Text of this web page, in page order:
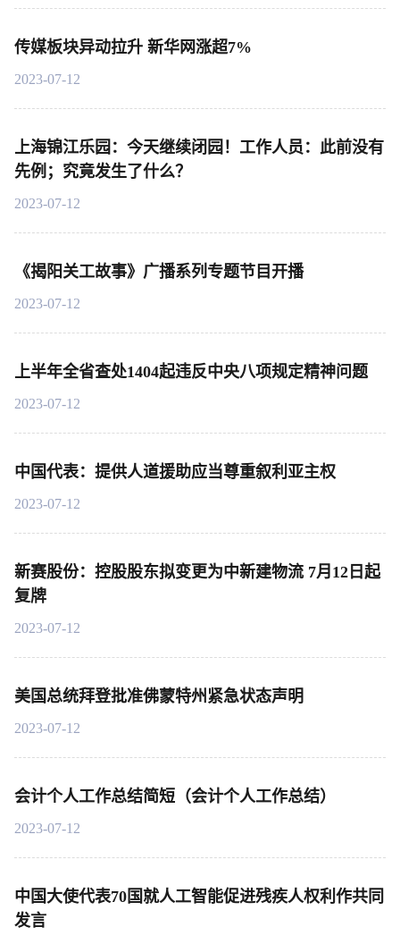
传媒板块异动拉升 新华网涨超7%
2023-07-12
上海锦江乐园：今天继续闭园！工作人员：此前没有
先例；究竟发生了什么？
2023-07-12
《揭阳关工故事》广播系列专题节目开播
2023-07-12
上半年全省查处1404起违反中央八项规定精神问题
2023-07-12
中国代表：提供人道援助应当尊重叙利亚主权
2023-07-12
新赛股份：控股股东拟变更为中新建物流 7月12日起
复牌
2023-07-12
美国总统拜登批准佛蒙特州紧急状态声明
2023-07-12
会计个人工作总结简短（会计个人工作总结）
2023-07-12
中国大使代表70国就人工智能促进残疾人权利作共同
发言